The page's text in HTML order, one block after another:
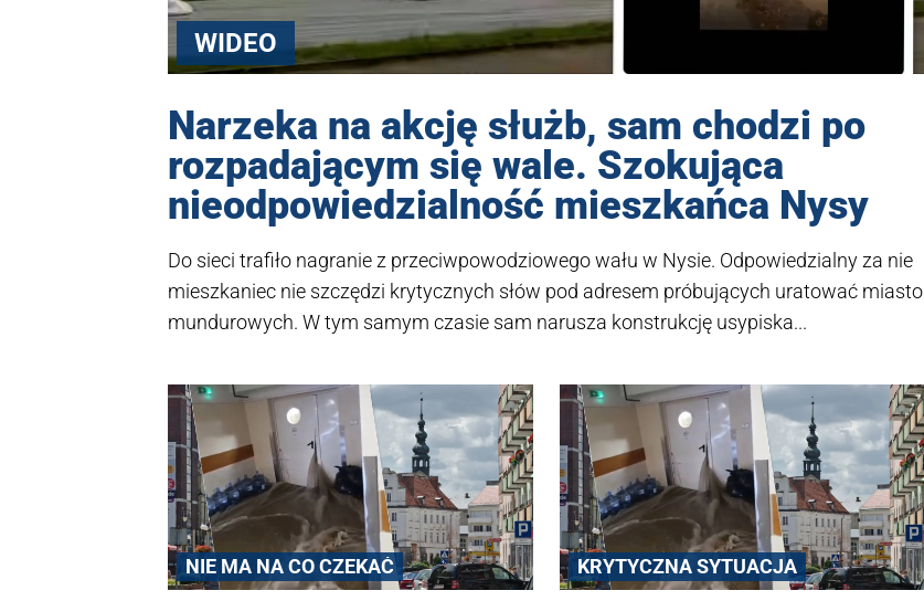
WIDEO
Narzeka na akcję służb, sam chodzi po
rozpadającym się wale. Szokująca
nieodpowiedzialność mieszkańca Nysy
Do sieci trafiło nagranie z przeciwpowodziowego wału w Nysie. Odpowiedzialny za nie
mieszkaniec nie szczędzi krytycznych słów pod adresem próbujących uratować miasto
mundurowych. W tym samym czasie sam narusza konstrukcję usypiska...
NIE MA NA CO CZEKAĆ KRYTYCZNA SYTUACJA